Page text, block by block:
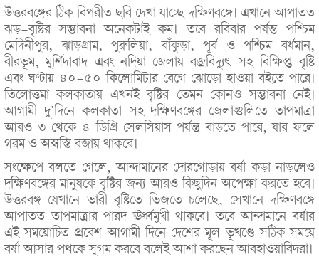
উত্তরবঙ্গের ঠিক বিপরীত ছবি দেখা যাচ্ছে দক্ষিণবঙ্গে। এখানে আপাতত
ঝড়-বৃষ্টির সম্ভাবনা অনেকটাই কম। তবে রবিবার পর্যন্ত পশ্চিম
মেদিনীপুর, ঝাড়গ্রাম, পুরুলিয়া, বাঁকুড়া, পূর্ব ও পশ্চিম বর্ধমান,
বীরভূম, মুর্শিদাবাদ এবং নদিয়া জেলায় বজ্রবিদ্যুৎ-সহ বিক্ষিপ্ত বৃষ্টি
এবং ঘণ্টায় ৪০-৫০ কিলোমিটার বেগে ঝোড়ো হাওয়া বইতে পারে।
তিলোত্তমা কলকাতায় এখনই বৃষ্টির তেমন কোনও সম্ভাবনা নেই।
আগামী দু'দিনে কলকাতা-সহ দক্ষিণবঙ্গের জেলাগুলিতে তাপমাত্রা
আরও ৩ থেকে ৪ ডিগ্রি সেলসিয়াস পর্যন্ত বাড়তে পারে, যার ফলে
গরম ও অস্বস্তি বজায় থাকবে।
সংক্ষেপে বলতে গেলে, আন্দামানের দোরগোড়ায় বর্ষা কড়া নাড়লেও
দক্ষিণবঙ্গের মানুষকে বৃষ্টির জন্য আরও কিছুদিন অপেক্ষা করতে হবে।
উত্তরবঙ্গ যেখানে ভারী বৃষ্টিতে ভিজতে চলেছে, সেখানে দক্ষিণবঙ্গে
আপাতত তাপমাত্রার পারদ ঊর্ধ্বমুখী থাকবে। তবে আন্দামানে বর্ষার
এই সময়োচিত প্রবেশ আগামী দিনে দেশের মূল ভূখণ্ডে সঠিক সময়ে
বর্ষা আসার পথকে সুগম করবে বলেই আশা করছেন আবহাওয়াবিদরা।